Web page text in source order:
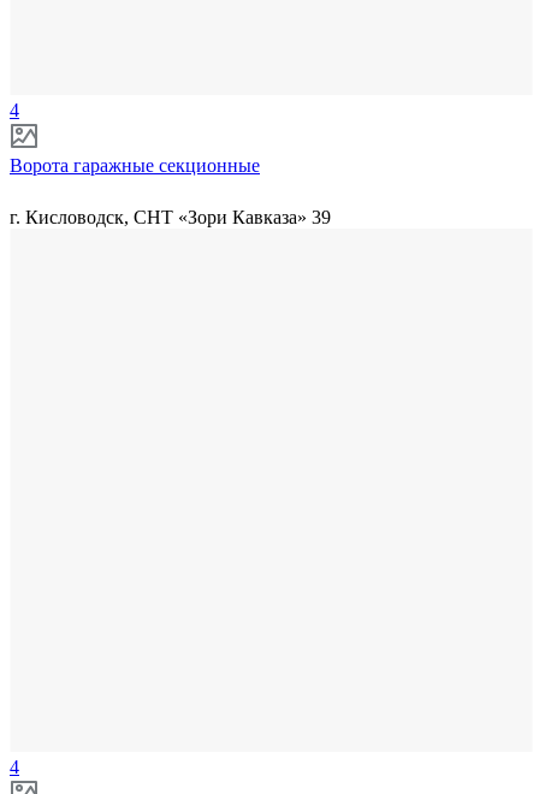
4
Ворота гаражные секционные
г. Кисловодск, СНТ «Зори Кавказа» 39
4